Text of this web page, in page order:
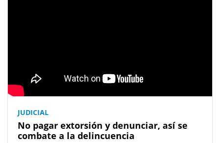
JUDICIAL
No pagar extorsión y denunciar, así se
combate a la delincuencia